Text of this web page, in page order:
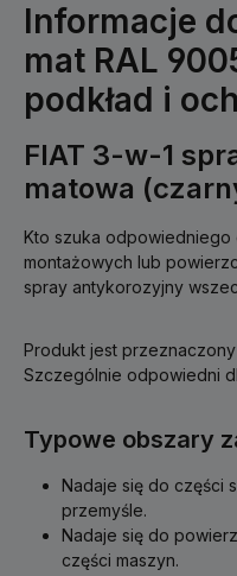
Informacje
mat RAL
podkład i
FIAT 3-w-1
matowa
Kto szuka odpowiedniego
montażowych lub
spray antykorozyjny
Produkt jest
Szczególnie odpowiedni
Typowe obszary
Nadaje się do części
przemyśle.
Nadaje się do
części maszyn.